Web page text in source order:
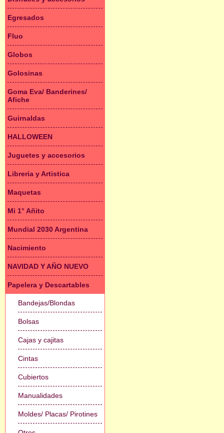
Egresados
Fluo
Globos
Golosinas
Goma Eva/ Banderines/
Afiche
Guirnaldas
HALLOWEEN
Juguetes y accesorios
Libreria y Artistica
Maquetas
Mi 1° Añito
Mundial 2030 Argentina
Nacimiento
NAVIDAD Y AÑO NUEVO
Papelera y Descartables
Bandejas/Blondas
Bolsas
Cajas y cajitas
Cintas
Cubiertos
Manualidades
Moldes/ Placas/ Pirotines